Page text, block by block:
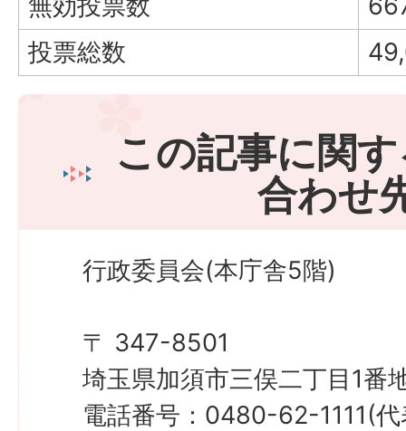
投票総数
この記事に関
合わせ
行政委員会(本庁舎5階)
〒 347-8501
埼玉県加須市三俣二丁目1番
電話番号：0480-62-1111(